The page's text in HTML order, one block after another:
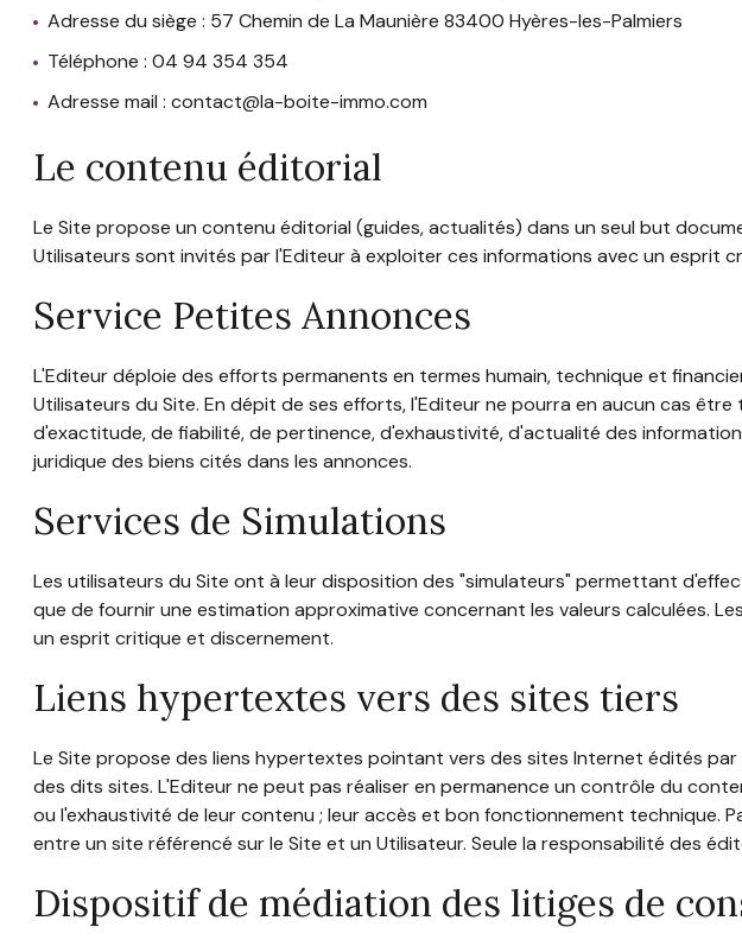
Adresse du siège : 57 Chemin de La Maunière 83400 Hyères-les-Palmiers
Téléphone : 04 94 354 354
Adresse mail : contact@la-boite-immo.com
Le contenu éditorial
Le Site propose un contenu éditorial (guides, actualités) dans un seul but
Utilisateurs sont invités par l'Editeur à exploiter ces informations avec un esprit
Service Petites Annonces
L'Editeur déploie des efforts permanents en termes humain, technique et
Utilisateurs du Site. En dépit de ses efforts, l'Editeur ne pourra en aucun cas
d'exactitude, de fiabilité, de pertinence, d'exhaustivité, d'actualité des
juridique des biens cités dans les annonces.
Services de Simulations
Les utilisateurs du Site ont à leur disposition des "simulateurs" permettant
que de fournir une estimation approximative concernant les valeurs calculées.
un esprit critique et discernement.
Liens hypertextes vers des sites tiers
Le Site propose des liens hypertextes pointant vers des sites Internet édités
des dits sites. L'Editeur ne peut pas réaliser en permanence un contrôle du
ou l'exhaustivité de leur contenu ; leur accès et bon fonctionnement technique.
entre un site référencé sur le Site et un Utilisateur. Seule la responsabilité des
Dispositif de médiation des litiges de